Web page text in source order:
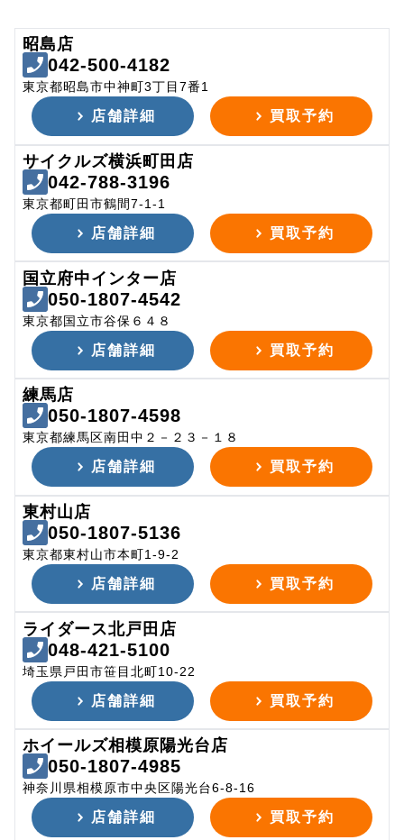
昭島店
042-500-4182
東京都昭島市中神町3丁目7番1
店舗詳細 買取予約
サイクルズ横浜町田店
042-788-3196
東京都町田市鶴間7-1-1
店舗詳細 買取予約
国立府中インター店
050-1807-4542
東京都国立市谷保６４８
店舗詳細 買取予約
練馬店
050-1807-4598
東京都練馬区南田中２－２３－１８
店舗詳細 買取予約
東村山店
050-1807-5136
東京都東村山市本町1-9-2
店舗詳細 買取予約
ライダース北戸田店
048-421-5100
埼玉県戸田市笹目北町10-22
店舗詳細 買取予約
ホイールズ相模原陽光台店
050-1807-4985
神奈川県相模原市中央区陽光台6-8-16
店舗詳細 買取予約